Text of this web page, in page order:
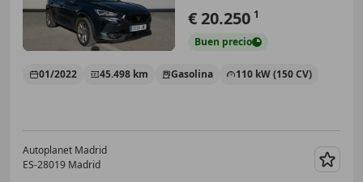
€ 20.250 1
Buen precio
01/2022 45.498 km Gasolina 110 kW (150 CV)
Autoplanet Madrid
ES-28019 Madrid